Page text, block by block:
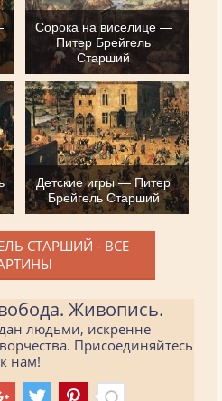
Сорока на виселице —
Питер Брейгель
Старший
Детские игры — Питер
Брейгель Старший
СТАРШИЙ - ВСЕ
Живопись.
людьми, искренне
Присоединяйтесь
к нам!